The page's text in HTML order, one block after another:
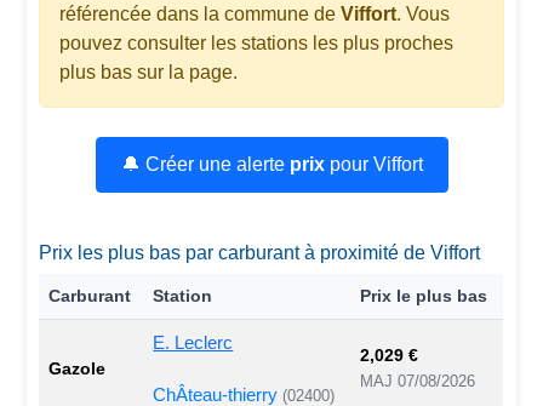
référencée dans la commune deViffort. Vous
pouvez consulter les stations les plus proches
plus bas sur la page.
🔔 Créer une alerte prixpour Viffort
Prix les plus bas par carburant à proximité de Viffort
Carburant Station Prix le plus bas
Gazole
E. Leclerc
ChÂteau-thierry (02400)
2,029 €
MAJ 07/08/2026